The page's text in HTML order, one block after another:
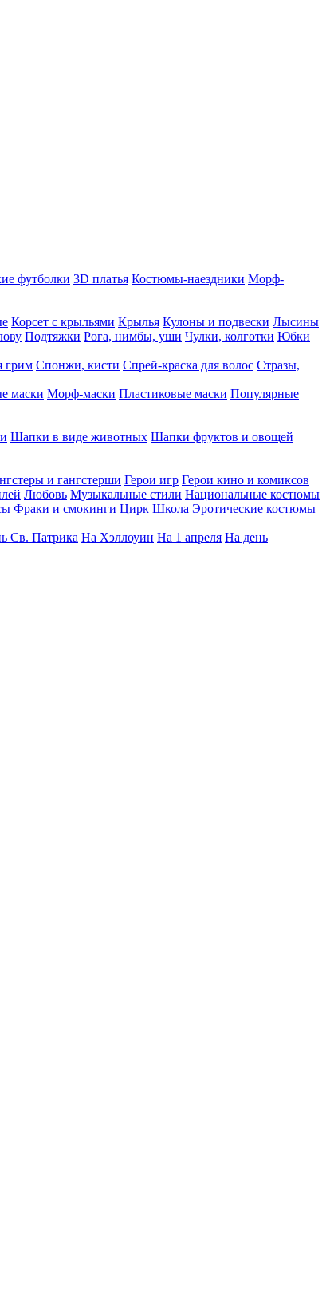
футболки 3D платья Костюмы-наездники Морф-
Корсет с крыльями Крылья Кулоны и подвески Лысины
Подтяжки Рога, нимбы, уши Чулки, колготки Юбки
грим Спонжи, кисти Спрей-краска для волос Стразы,
маски Морф-маски Пластиковые маски Популярные
Шапки в виде животных Шапки фруктов и овощей
и гангстерши Герои игр Герои кино и комиксов
Любовь Музыкальные стили Национальные костюмы
Фраки и смокинги Цирк Школа Эротические костюмы
Св. Патрика На Хэллоуин На 1 апреля На день